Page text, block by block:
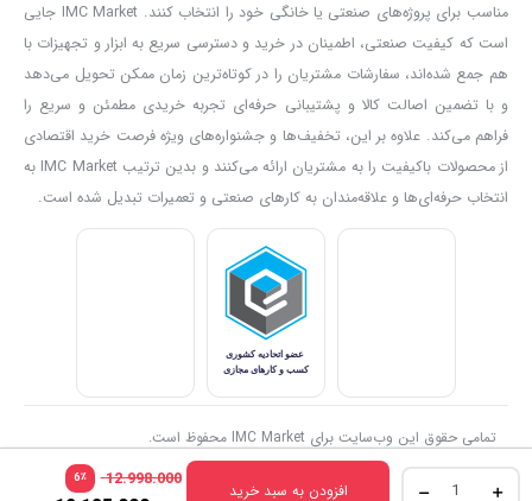
٪6 12.998.000 افزودن به سبد خرید
توان مناسب موتور باعث شده این مدل علاوه بر مصارف خانگی، برای
بسیاری از فعالیت‌های کارگاهی و نیمه‌صنعتی نیز قابل استفاده باشد.
دریل آروا مدل 5336 با حداکثر سرعت
3300 دور در دقیقه
، عملکرد مناسبی
در سوراخکاری ارائه می‌دهد. همچنین کلید دیمر دستگاه امکان کنترل
سرعت را متناسب با میزان فشار دست فراهم می‌کند.
قابلیت تنظیم سرعت در فعالیت‌هایی که به کنترل بیشتری نیاز دارند،
کاربردی است و به کاربر اجازه می‌دهد سرعت دستگاه را متناسب با نوع
وجود قابلیت چکشی، این مدل را از یک دریل معمولی متمایز می‌کند. در
حالت چکشی، علاوه بر چرخش مته، ضربات متوالی نیز ایجاد می‌شود که
به نفوذ بهتر مته در مصالح ساختمانی کمک می‌کند.
به همین دلیل از دریل چکشی آروا مدل 5336 می‌توان برای
آجر، بتن و سایر مصالح ساختمانی
استفاده کرد. برای هر متریال نیز باید
مناسب برای پروژه‌های صنعتی یا خانگی خود را انتخاب کنند. IMC Market جایی
است که کیفیت صنعتی، اطمینان در خرید و دسترسی سریع به ابزار و تجهیزات با
هم جمع شده‌اند، سفارشات مشتریان را در کوتاه‌ترین زمان ممکن تحویل می‌دهد
و با تضمین اصالت کالا و پشتیبانی حرفه‌ای تجربه خریدی مطمئن و سریع را
فراهم می‌کند. علاوه بر این، تخفیف‌ها و جشنواره‌های ویژه فرصت خرید اقتصادی
از محصولات باکیفیت را به مشتریان ارائه می‌کنند و بدین ترتیب IMC Market به
انتخاب حرفه‌ای‌ها و علاقه‌مندان به کارهای صنعتی و تعمیرات تبدیل شده است.
تمامی حقوق این وب‌سایت برای IMC Market محفوظ است.